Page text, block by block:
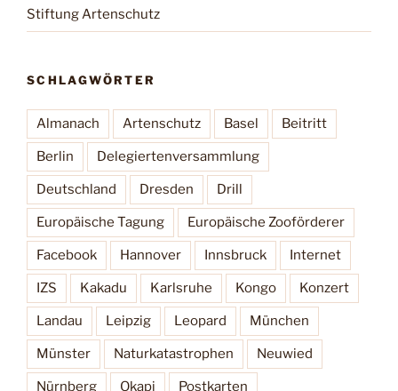
Stiftung Artenschutz
SCHLAGWÖRTER
Almanach Artenschutz Basel Beitritt
Berlin Delegiertenversammlung
Deutschland Dresden Drill
Europäische Tagung Europäische Zooförderer
Facebook Hannover Innsbruck Internet
IZS Kakadu Karlsruhe Kongo Konzert
Landau Leipzig Leopard München
Münster Naturkatastrophen Neuwied
Nürnberg Okapi Postkarten